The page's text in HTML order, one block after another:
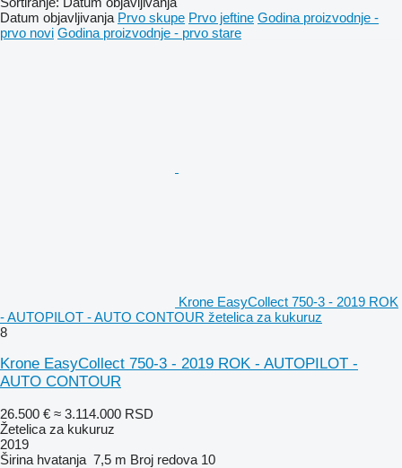
Datum objavljivanja Prvo skupe Prvo jeftine Godina proizvodnje -
prvo novi Godina proizvodnje - prvo stare
Krone EasyCollect 750-3 - 2019 ROK
- AUTOPILOT - AUTO CONTOUR žetelica za kukuruz
8
Krone EasyCollect 750-3 - 2019 ROK - AUTOPILOT -
AUTO CONTOUR
26.500 € ≈ 3.114.000 RSD
Žetelica za kukuruz
2019
Širina hvatanja 7,5 m Broj redova 10